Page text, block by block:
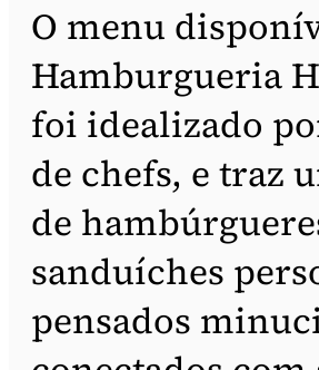
O menu
Hamburgueria
foi idealizado
de chefs, e traz
de
sanduíches
pensados